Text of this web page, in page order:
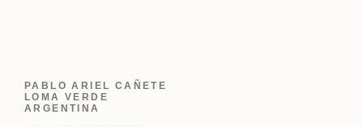
PABLO ARIEL CAÑETE
LOMA VERDE
ARGENTINA